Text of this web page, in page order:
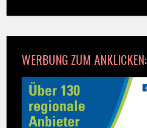
WERBUNG ZUM ANKLICKEN: